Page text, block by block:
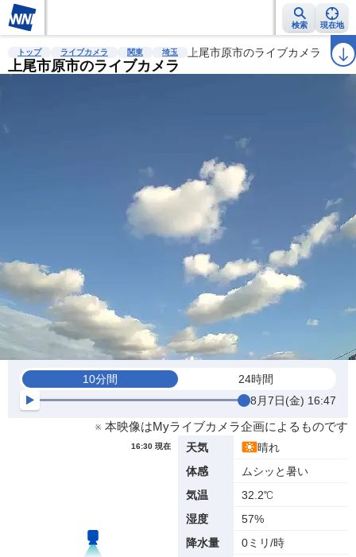
検索 現在地
雨雲レーダー 台風情報 地震情報 警報・注意報 2週間天気 ラ
トップ ライブカメラ 関東 埼玉 上尾市原市のライブカメラ
上尾市原市のライブカメラ
10分間
24時間
8月7日(金) 16:47
※ 本映像はMyライブカメラ企画によるものです
16:30 現在 天気
晴れ
体感
ムシッと暑い
気温
32.2℃
湿度
57%
降水量
0ミリ/時